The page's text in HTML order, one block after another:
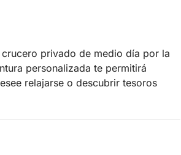
crucero privado de medio día por la
personalizada te permitirá
relajarse o descubrir tesoros
La Mata, nada en las cristalinas